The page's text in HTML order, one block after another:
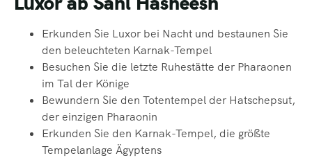
Erkunden Sie Luxor bei Nacht und bestaunen Sie
den beleuchteten Karnak-Tempel
Besuchen Sie die letzte Ruhestätte der Pharaonen
im Tal der Könige
Bewundern Sie den Totentempel der Hatschepsut,
der einzigen Pharaonin
Erkunden Sie den Karnak-Tempel, die größte
Tempelanlage Ägyptens